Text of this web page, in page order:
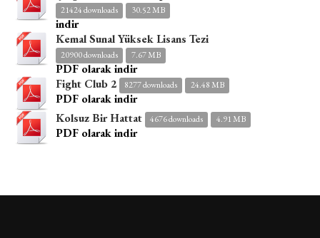
21424 downloads 30.52 MB
indir
Kemal Sunal Yüksek Lisans Tezi
20900 downloads 7.67 MB
PDF olarak indir
Fight Club 2
8277 downloads 24.48 MB
PDF olarak indir
Kolsuz Bir Hattat
4676 downloads 4.91 MB
PDF olarak indir